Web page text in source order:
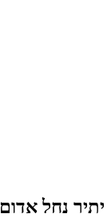
יתיר נחל אדום 2022